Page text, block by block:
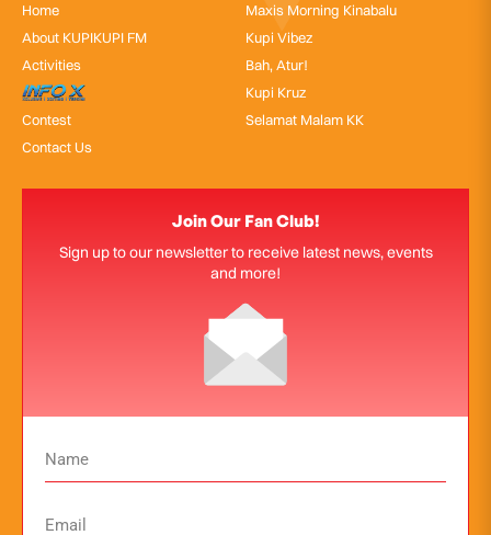
Home
About KUPIKUPI FM
Activities
InfoX
Contest
Contact Us
Maxis Morning Kinabalu
Kupi Vibez
Bah, Atur!
Kupi Kruz
Selamat Malam KK
Join Our Fan Club!
Sign up to our newsletter to receive latest news, events
and more!